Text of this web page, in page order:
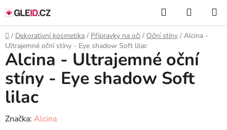
na
obsah
Hledat
KOŠÍK
Domů
/ Dekorativní kosmetika / Přípravky na oči / Oční stíny / Alcina -
Ultrajemné oční stíny - Eye shadow Soft lilac
Alcina - Ultrajemné oční
stíny - Eye shadow Soft
lilac
Značka: Alcina